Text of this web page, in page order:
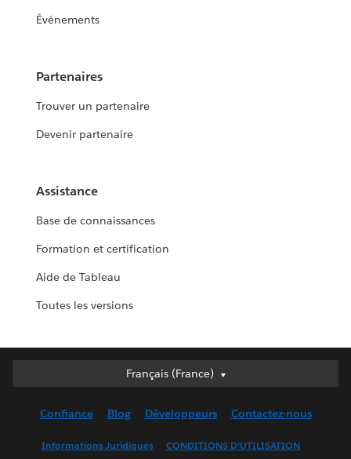
Événements
Partenaires
Trouver un partenaire
Devenir partenaire
Assistance
Base de connaissances
Formation et certification
Aide de Tableau
Toutes les versions
Français (France)
Français (France)
English (UK)
Confiance Blog Développeurs Contactez-nous
Informations Juridiques CONDITIONS D'UTILISATION